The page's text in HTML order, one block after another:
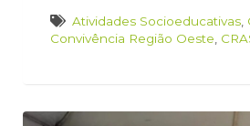
Atividades Socioeducativas
Convivência Região Oeste